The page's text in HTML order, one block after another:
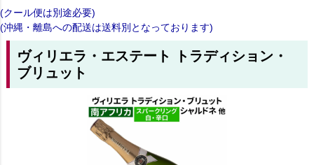
(クール便は別途必要)
(沖縄・離島への配送は送料別となっております)
ヴィリエラ・エステート トラディション・
ブリュット